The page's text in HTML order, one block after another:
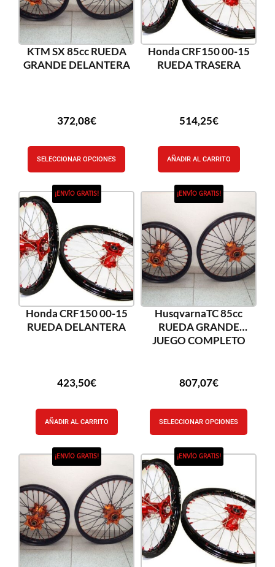
KTM SX 85cc RUEDA
GRANDE DELANTERA
372,08€
SELECCIONAR OPCIONES
Honda CRF150 00-15
RUEDA TRASERA
514,25€
AÑADIR AL CARRITO
¡ENVÍO GRATIS!
Honda CRF150 00-15
RUEDA DELANTERA
423,50€
AÑADIR AL CARRITO
¡ENVÍO GRATIS!
HusqvarnaTC 85cc
RUEDA GRANDE
JUEGO COMPLETO
807,07€
SELECCIONAR OPCIONES
¡ENVÍO GRATIS! ¡ENVÍO GRATIS!